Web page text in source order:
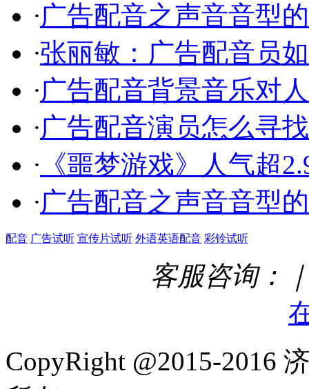
·广告配音之声音音型
·张丽敏：广告配音员
·广告配音背景音乐对
·广告配音演员怎么寻
· 《噩梦游戏》人气超
·广告配音之声音音型
配音 广告试听 宣传片试听 外语英语配音 彩铃试听
客服咨询：
CopyRight @2015-2016